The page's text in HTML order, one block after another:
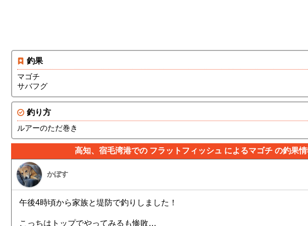
釣果
マゴチ
サバフグ
釣り方
ルアーのただ巻き
高知、宿毛湾港での フラットフィッシュ によるマゴチ の釣果
かぼす
午後4時頃から家族と堤防で釣りしました！
こっちはトップでやってみるも惨敗…